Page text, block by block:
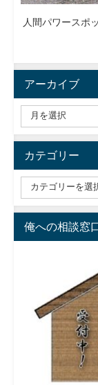
人間パワースポ
アーカイブ
カテゴリー
俺への相談窓